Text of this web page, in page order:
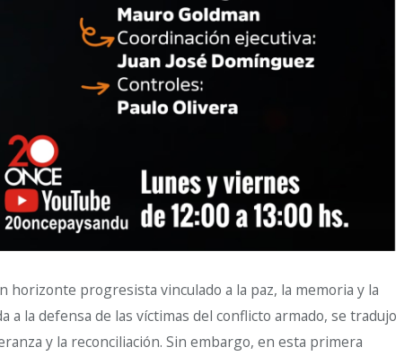
horizonte progresista vinculado a la paz, la memoria y la
a la defensa de las víctimas del conflicto armado, se tradujo
y la reconciliación. Sin embargo, en esta primera